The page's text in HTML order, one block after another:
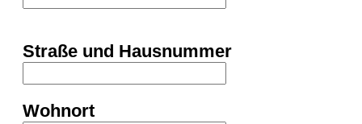
Straße und Hausnummer
Wohnort